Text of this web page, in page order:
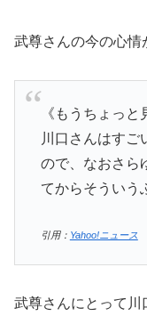
武尊さんの今の心情
《もうちょっと
川口さんはすご
ので、なおさら
てからそういう
引用： Yahoo!ニュース
武尊さんにとって川